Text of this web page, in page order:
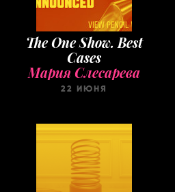
The One Show. Best
Cases
Мария Слесарева
22 ИЮНЯ